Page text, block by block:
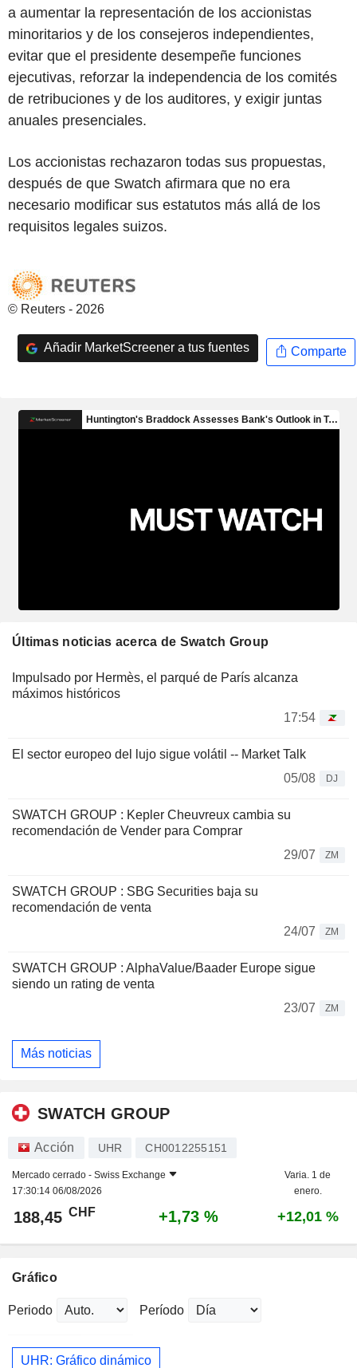
a aumentar la representación de los accionistas
minoritarios y de los consejeros independientes,
evitar que el presidente desempeñe funciones
ejecutivas, reforzar la independencia de los comités
de retribuciones y de los auditores, y exigir juntas
anuales presenciales.
Los accionistas rechazaron todas sus propuestas,
después de que Swatch afirmara que no era
necesario modificar sus estatutos más allá de los
requisitos legales suizos.
© Reuters - 2026
Añadir MarketScreener a tus fuentes Comparte
Últimas noticias acerca de Swatch Group
Impulsado por Hermès, el parqué de París alcanza
máximos históricos
17:54
El sector europeo del lujo sigue volátil -- Market Talk
05/08
DJ
SWATCH GROUP : Kepler Cheuvreux cambia su
recomendación de Vender para Comprar
29/07
ZM
SWATCH GROUP : SBG Securities baja su
recomendación de venta
24/07
ZM
SWATCH GROUP : AlphaValue/Baader Europe sigue
siendo un rating de venta
23/07
ZM
Más noticias
SWATCH GROUP
Acción UHR CH0012255151
Mercado cerrado - Swiss Exchange
17:30:14 06/08/2026
Varia. 1 de
enero.
188,45 CHF +1,73 % +12,01 %
Gráfico
Periodo Período
UHR: Gráfico dinámico